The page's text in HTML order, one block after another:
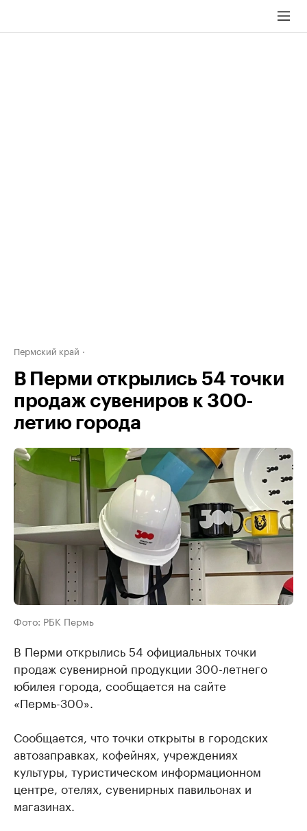
Пермский край
В Перми открылись 54 точки
продаж сувениров к 300-
летию города
Фото: РБК Пермь
В Перми открылись 54 официальных точки
продаж сувенирной продукции 300-летнего
юбилея города, сообщается на сайте
«Пермь-300».
Сообщается, что точки открыты в городских
автозаправках, кофейнях, учреждениях
культуры, туристическом информационном
центре, отелях, сувенирных павильонах и
магазинах.